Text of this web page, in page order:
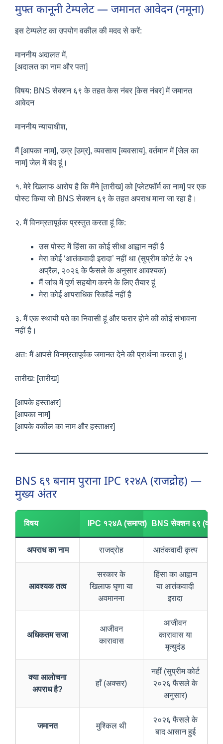
मुफ्त कानूनी टेम्पलेट — जमानत आवेदन (नमूना)
इस टेम्पलेट का उपयोग वकील की मदद से करें:
माननीय अदालत में,
[अदालत का नाम और पता]
विषय: BNS सेक्शन ६९ के तहत केस नंबर [केस नंबर] में जमानत
आवेदन
माननीय न्यायाधीश,
मैं [आपका नाम], उम्र [उम्र], व्यवसाय [व्यवसाय], वर्तमान में [जेल का
नाम] जेल में बंद हूं।
१. मेरे खिलाफ आरोप है कि मैंने [तारीख] को [प्लेटफॉर्म का नाम] पर एक
पोस्ट किया जो BNS सेक्शन ६९ के तहत अपराध माना जा रहा है।
२. मैं विनम्रतापूर्वक प्रस्तुत करता हूं कि:
उस पोस्ट में हिंसा का कोई सीधा आह्वान नहीं है
मेरा कोई ‘आतंकवादी इरादा’ नहीं था (सुप्रीम कोर्ट के २१
अप्रैल, २०२६ के फैसले के अनुसार आवश्यक)
मैं जांच में पूर्ण सहयोग करने के लिए तैयार हूं
मेरा कोई आपराधिक रिकॉर्ड नहीं है
३. मैं एक स्थायी पते का निवासी हूं और फरार होने की कोई संभावना
नहीं है।
अतः मैं आपसे विनम्रतापूर्वक जमानत देने की प्रार्थना करता हूं।
तारीख: [तारीख]
[आपके हस्ताक्षर]
[आपका नाम]
[आपके वकील का नाम और हस्ताक्षर]
BNS ६९ बनाम पुराना IPC १२४A (राजद्रोह) —
मुख्य अंतर
विषय IPC १२४A (समाप्त) BNS सेक्शन ६९
अपराध का नाम राजद्रोह आतंकवादी कृत्य
आवश्यक तत्व
सरकार के
खिलाफ घृणा या
अवमानना
हिंसा का आह्वान
या आतंकवादी
इरादा
अधिकतम सजा
आजीवन
कारावास
आजीवन
कारावास या
मृत्युदंड
क्या आलोचना
अपराध है?
हाँ (अक्सर)
नहीं (सुप्रीम कोर्ट
२०२६ फैसले के
अनुसार)
जमानत मुश्किल थी
२०२६ फैसले के
बाद आसान हुई